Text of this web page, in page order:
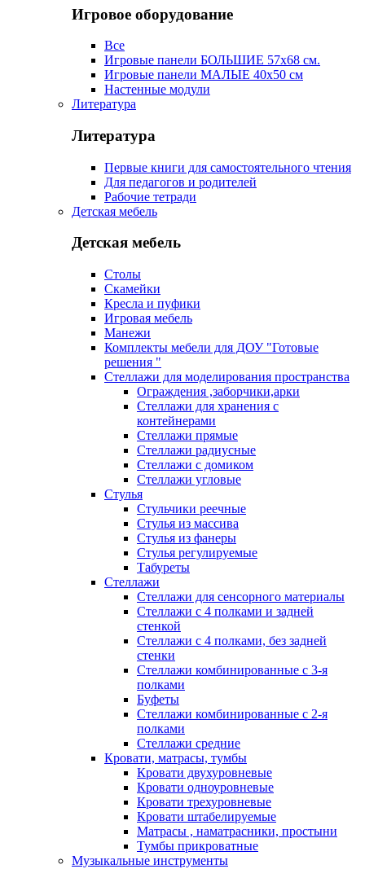
Игровое оборудование
Все
Игровые панели БОЛЬШИЕ 57х68 см.
Игровые панели МАЛЫЕ 40х50 см
Настенные модули
Литература
Литература
Первые книги для самостоятельного чтения
Для педагогов и родителей
Рабочие тетради
Детская мебель
Детская мебель
Столы
Скамейки
Кресла и пуфики
Игровая мебель
Манежи
Комплекты мебели для ДОУ "Готовые
решения "
Стеллажи для моделирования пространства
Ограждения ,заборчики,арки
Стеллажи для хранения с
контейнерами
Стеллажи прямые
Стеллажи радиусные
Стеллажи с домиком
Стеллажи угловые
Стулья
Стульчики реечные
Стулья из массива
Стулья из фанеры
Стулья регулируемые
Табуреты
Стеллажи
Стеллажи для сенсорного материалы
Стеллажи с 4 полками и задней
стенкой
Стеллажи с 4 полками, без задней
стенки
Стеллажи комбинированные с 3-я
полками
Буфеты
Стеллажи комбинированные с 2-я
полками
Стеллажи средние
Кровати, матрасы, тумбы
Кровати двухуровневые
Кровати одноуровневые
Кровати трехуровневые
Кровати штабелируемые
Матрасы , наматрасники, простыни
Тумбы прикроватные
Музыкальные инструменты